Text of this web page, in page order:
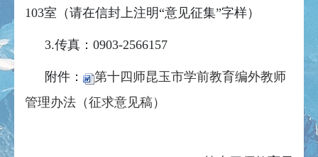
103室（请在信封上注明“意见征集”字样）
3.传真：0903-2566157
附件：
第十四师昆玉市学前教育编外教师
管理办法（征求意见稿）